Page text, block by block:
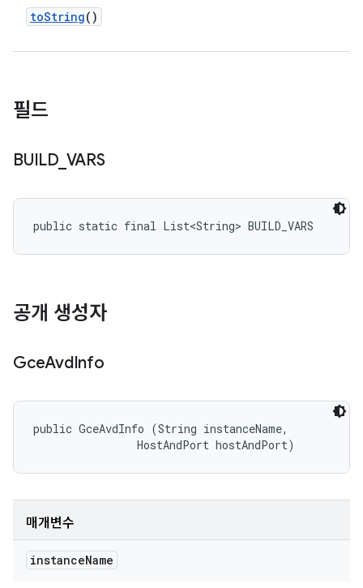
toString()
필드
BUILD_ VARS
public static final List<String> BUILD_VARS
공개 생성자
GceAvdInfo
public GceAvdInfo (String instanceName,
                HostAndPort hostAndPort)
매개변수
instanceName